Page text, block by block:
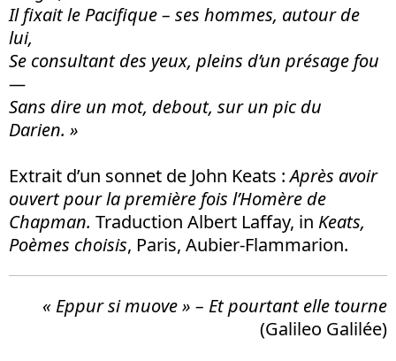
Il fixait le Pacifique – ses hommes, autour de
lui,
Se consultant des yeux, pleins d’un présage fou
—
Sans dire un mot, debout, sur un pic du
Darien. »
Extrait d’un sonnet de John Keats :Après avoir
ouvert pour la première fois l’Homère de
Chapman. Traduction Albert Laffay, in Keats,
Poèmes choisis, Paris, Aubier-Flammarion.
« Eppur si muove » – Et pourtant elle tourne
(Galileo Galilée)